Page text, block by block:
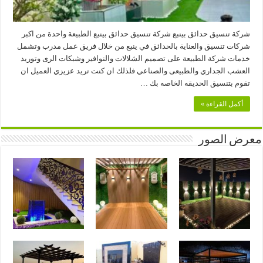
شركة تنسيق حدائق بينبع شركة تنسيق حدائق بينبع الطبيعة واحدة من اكبر
شركات تنسيق والعناية بالحدائق في ينبع من خلال فريق عمل مدرب وتشمل
خدمات شركة الطبيعة على تصميم الشلالات والنوافير وشبكات الرى وتوريد
العشب الجداري والطبيعى والصناعي فلذلك ان كنت تريد عزيزي العميل ان
تقوم بتنسيق الحديقه الخاصه بك …
أكمل القراءة »
معرض الصور